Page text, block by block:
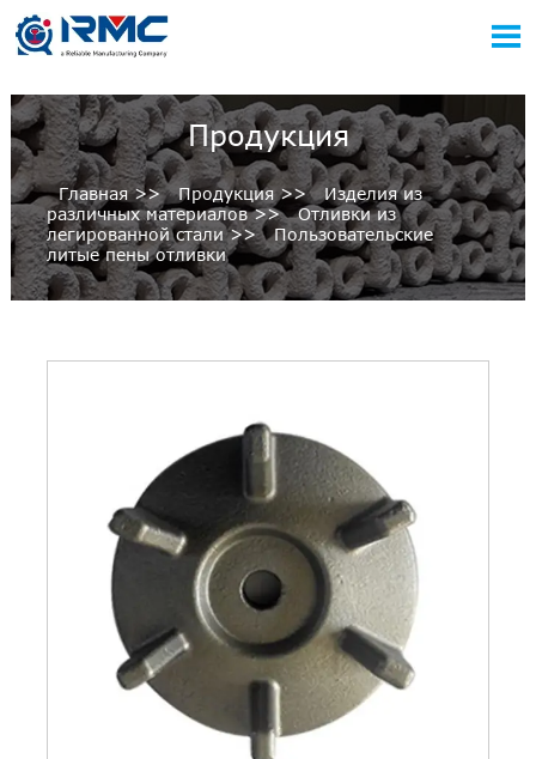

Продукция
Главная>> Продукция>> Изделия из
различных материалов>> Отливки из
легированной стали>> Пользовательские
литые пены отливки